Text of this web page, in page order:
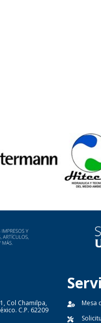
Col Chamilpa,
C.P. 62209
Mesa